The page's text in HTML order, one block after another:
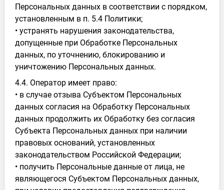
Персональных данных в соответствии с порядком,
установленным в п. 5.4 Политики;
• устранять нарушения законодательства,
допущенные при Обработке Персональных
данных, по уточнению, блокированию и
уничтожению Персональных данных.
4.4. Оператор имеет право:
• в случае отзыва Субъектом Персональных
данных согласия на Обработку Персональных
данных продолжить их Обработку без согласия
Субъекта Персональных данных при наличии
правовых оснований, установленных
законодательством Российской Федерации;
• получить Персональные данные от лица, не
являющегося Субъектом Персональных данных,